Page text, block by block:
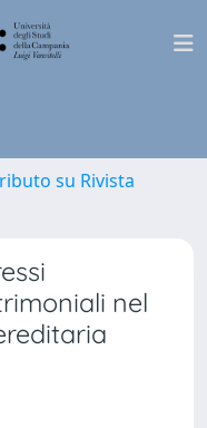
su Rivista
nel